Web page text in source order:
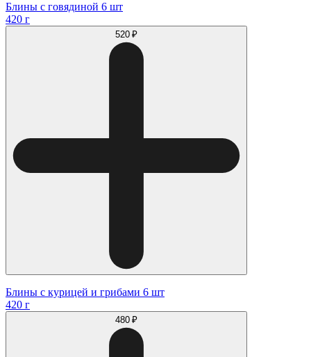
Блины с говядиной 6 шт
420 г
520 ₽
Блины с курицей и грибами 6 шт
420 г
480 ₽